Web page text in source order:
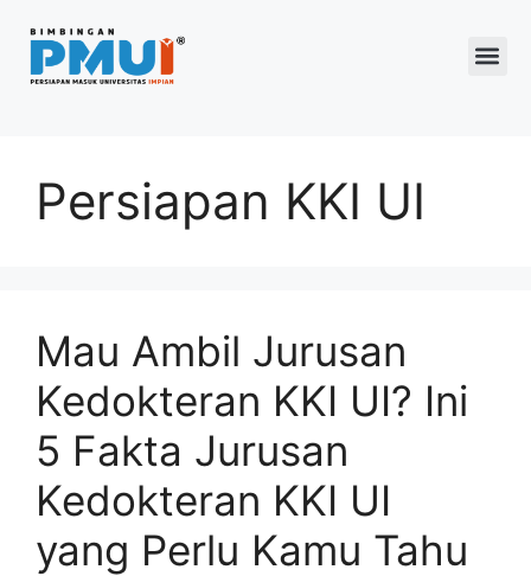
Persiapan KKI UI
Mau Ambil Jurusan
Kedokteran KKI UI? Ini
5 Fakta Jurusan
Kedokteran KKI UI
yang Perlu Kamu Tahu